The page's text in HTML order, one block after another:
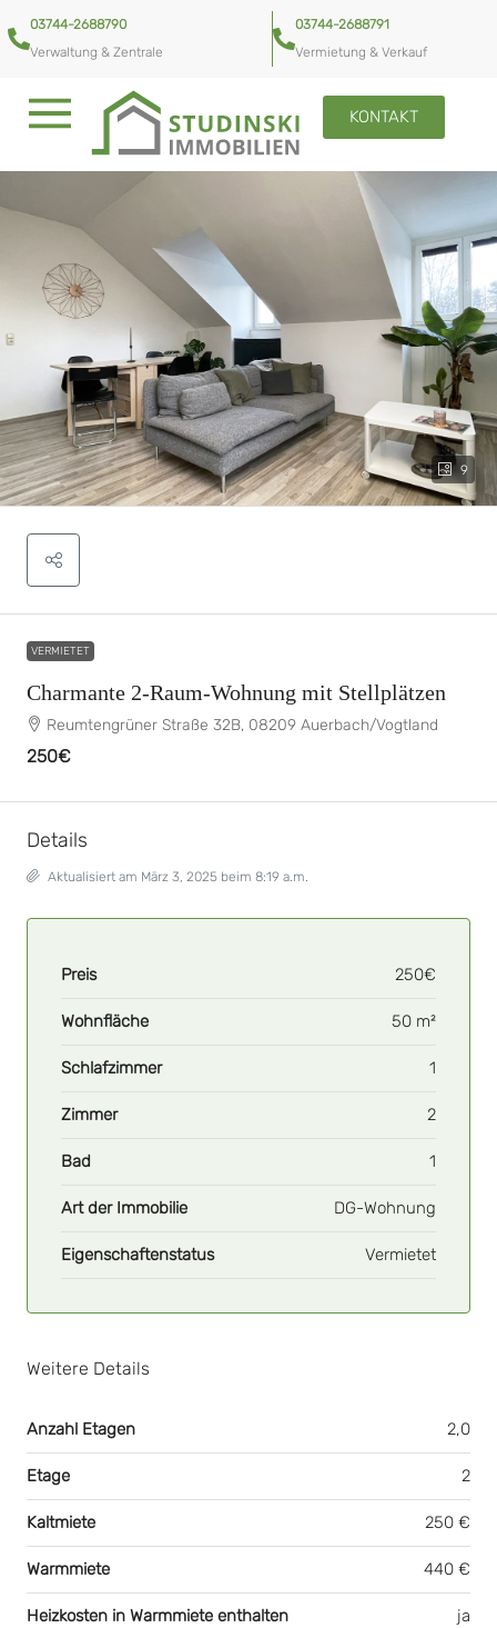
03744-2688790
Verwaltung & Zentrale
03744-2688791
Vermietung & Verkauf
KONTAKT
9
VERMIETET
Charmante 2-Raum-Wohnung mit Stellplätzen
Reumtengrüner Straße 32B, 08209 Auerbach/Vogtland
250€
Details
Aktualisiert am März 3, 2025 beim 8:19 a.m.
Preis 250€
Wohnfläche 50 m²
Schlafzimmer 1
Zimmer 2
Bad 1
Art der Immobilie DG-Wohnung
Eigenschaftenstatus Vermietet
Weitere Details
Anzahl Etagen 2,0
Etage 2
Kaltmiete 250 €
Warmmiete 440 €
Heizkosten in Warmmiete enthalten ja